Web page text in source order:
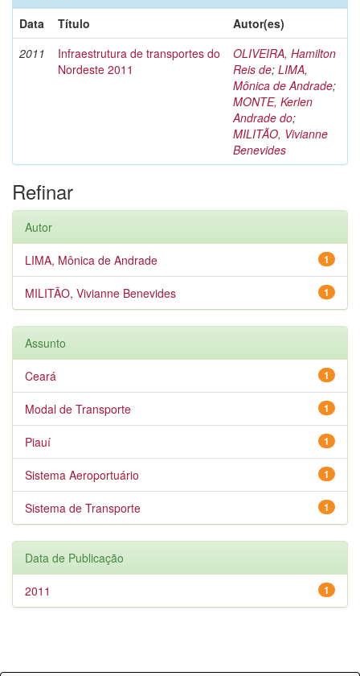
Data
Título
Autor(es)
2011
Infraestrutura de transportes do
Nordeste 2011
OLIVEIRA, Hamilton
Reis de; LIMA,
Mônica de Andrade;
MONTE, Kerlen
Andrade do;
MILITÃO, Vivianne
Benevides
Refinar
Autor
1
LIMA, Mônica de Andrade
1
MILITÃO, Vivianne Benevides
Assunto
1
Ceará
1
Modal de Transporte
1
Piauí
1
Sistema Aeroportuário
1
Sistema de Transporte
Data de Publicação
1
2011